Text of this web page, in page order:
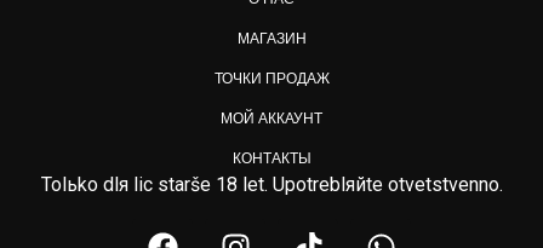
МАГАЗИН
ТОЧКИ ПРОДАЖ
МОЙ АККАУНТ
КОНТАКТЫ
Tolьko dlя lic starše 18 let. Upotreblяйte otvetstvenno.